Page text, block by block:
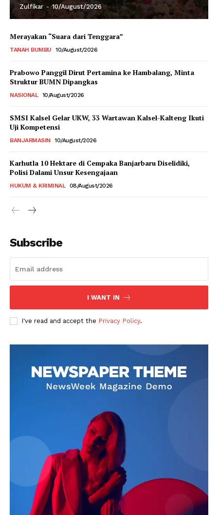
Zulfikar - 10/August/2026
Merayakan “Suara dari Tenggara”
TANAH BUMBU 10/August/2026
Prabowo Panggil Dirut Pertamina ke Hambalang, Minta
Struktur BUMN Dipangkas
NASIONAL 10/August/2026
SMSI Kalsel Gelar UKW, 33 Wartawan Kalsel-Kalteng Ikuti
Uji Kompetensi
BANJARMASIN 10/August/2026
Karhutla 10 Hektare di Cempaka Banjarbaru Diselidiki,
Polisi Dalami Unsur Kesengajaan
HUKUM & KRIMINAL 08/August/2026
Subscribe
I WANT IN
I've read and accept the Privacy Policy.